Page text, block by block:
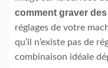
comment graver
réglages de votre
qu’il n’existe pas de
combinaison idéale